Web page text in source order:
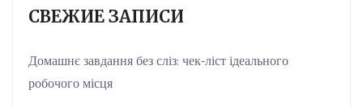
СВЕЖИЕ ЗАПИСИ
Домашнє завдання без сліз: чек-ліст ідеального
робочого місця